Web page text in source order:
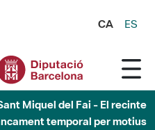
CA ES
Miquel del Fai - El recinte
temporal per motius